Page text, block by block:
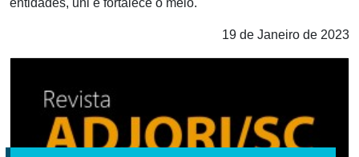
19 de Janeiro de 2023